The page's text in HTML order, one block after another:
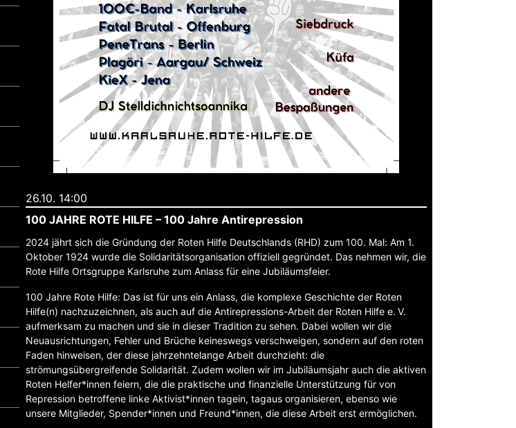
26.10. 14:00
100 JAHRE ROTE HILFE – 100 Jahre Antirepression
2024 jährt sich die Gründung der Roten Hilfe Deutschlands (RHD) zum 100. Mal: Am 1.
Oktober 1924 wurde die Solidaritätsorganisation offiziell gegründet. Das nehmen wir, die
Rote Hilfe Ortsgruppe Karlsruhe zum Anlass für eine Jubiläumsfeier.
100 Jahre Rote Hilfe: Das ist für uns ein Anlass, die komplexe Geschichte der Roten
Hilfe(n) nachzuzeichnen, als auch auf die Antirepressions-Arbeit der Roten Hilfe e. V.
aufmerksam zu machen und sie in dieser Tradition zu sehen. Dabei wollen wir die
Neuausrichtungen, Fehler und Brüche keineswegs verschweigen, sondern auf den roten
Faden hinweisen, der diese jahrzehntelange Arbeit durchzieht: die
strömungsübergreifende Solidarität. Zudem wollen wir im Jubiläumsjahr auch die aktiven
Roten Helfer*innen feiern, die die praktische und finanzielle Unterstützung für von
Repression betroffene linke Aktivist*innen tagein, tagaus organisieren, ebenso wie
unsere Mitglieder, Spender*innen und Freund*innen, die diese Arbeit erst ermöglichen.